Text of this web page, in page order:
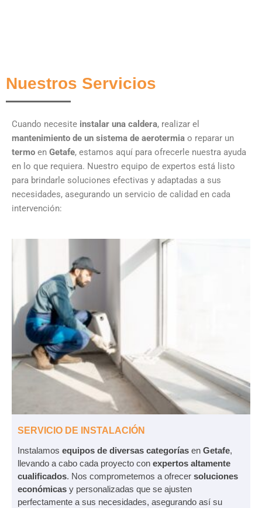
Nuestros Servicios
Cuando necesite instalar una caldera, realizar el
mantenimiento de un sistema de aerotermia o reparar un
termo en Getafe, estamos aquí para ofrecerle nuestra ayuda
en lo que requiera. Nuestro equipo de expertos está listo
para brindarle soluciones efectivas y adaptadas a sus
necesidades, asegurando un servicio de calidad en cada
intervención:
SERVICIO DE INSTALACIÓN
Instalamos equipos de diversas categorías en Getafe,
llevando a cabo cada proyecto con expertos altamente
cualificados. Nos comprometemos a ofrecer soluciones
económicas y personalizadas que se ajusten
perfectamente a sus necesidades, asegurando así su